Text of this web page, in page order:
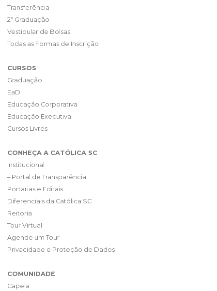
Transferência
2ª Graduação
Vestibular de Bolsas
Todas as Formas de Inscrição
CURSOS
Graduação
EaD
Educação Corporativa
Educação Executiva
Cursos Livres
CONHEÇA A CATÓLICA SC
Institucional
– Portal de Transparência
Portarias e Editais
Diferenciais da Católica SC
Reitoria
Tour Virtual
Agende um Tour
Privacidade e Proteção de Dados
COMUNIDADE
Capela